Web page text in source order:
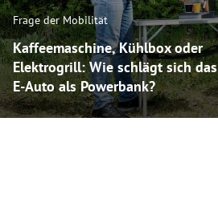
Frage der Mobilität
Kaffeemaschine, Kühlbox oder
Elektrogrill: Wie schlägt sich das
E-Auto als Powerbank?